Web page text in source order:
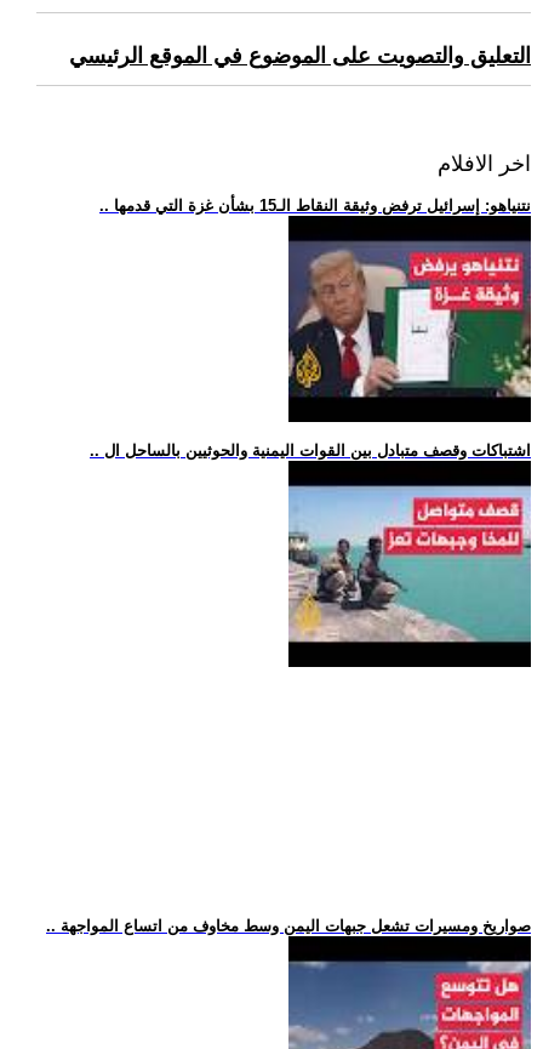
التعليق والتصويت على الموضوع في الموقع الرئيسي
اخر الافلام
.. نتنياهو: إسرائيل ترفض وثيقة النقاط الـ15 بشأن غزة التي قدمها
.. اشتباكات وقصف متبادل بين القوات اليمنية والحوثيين بالساحل ال
.. صواريخ ومسيرات تشعل جبهات اليمن وسط مخاوف من اتساع المواجهة